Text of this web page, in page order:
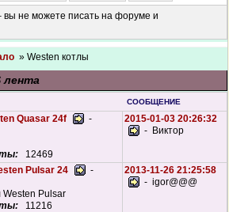
вы не можете писать на форуме и
» Westen котлы
СООБЩЕНИЕ
Quasar 24f
-
12469
2015-01-03 20:26:32
- Виктор
Pulsar 24
-
Westen Pulsar
11216
2013-11-26 21:25:58
- igor@@@